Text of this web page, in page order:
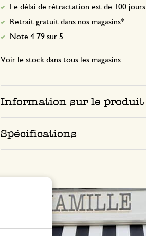
Le délai de rétractation est de 100 jours
Retrait gratuit dans nos magasins*
Note 4.79 sur 5
Voir le stock dans tous les magasins
Information sur le produit
Spécifications